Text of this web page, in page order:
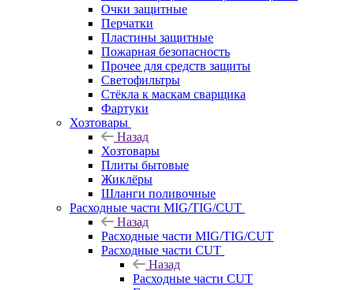
Очки защитные
Перчатки
Пластины защитные
Пожарная безопасность
Прочее для средств защиты
Светофильтры
Стёкла к маскам сварщика
Фартуки
Хозтовары
Назад
Хозтовары
Плиты бытовые
Жиклёры
Шланги поливочные
Расходные части MIG/TIG/CUT
Назад
Расходные части MIG/TIG/CUT
Расходные части CUT
Назад
Расходные части CUT